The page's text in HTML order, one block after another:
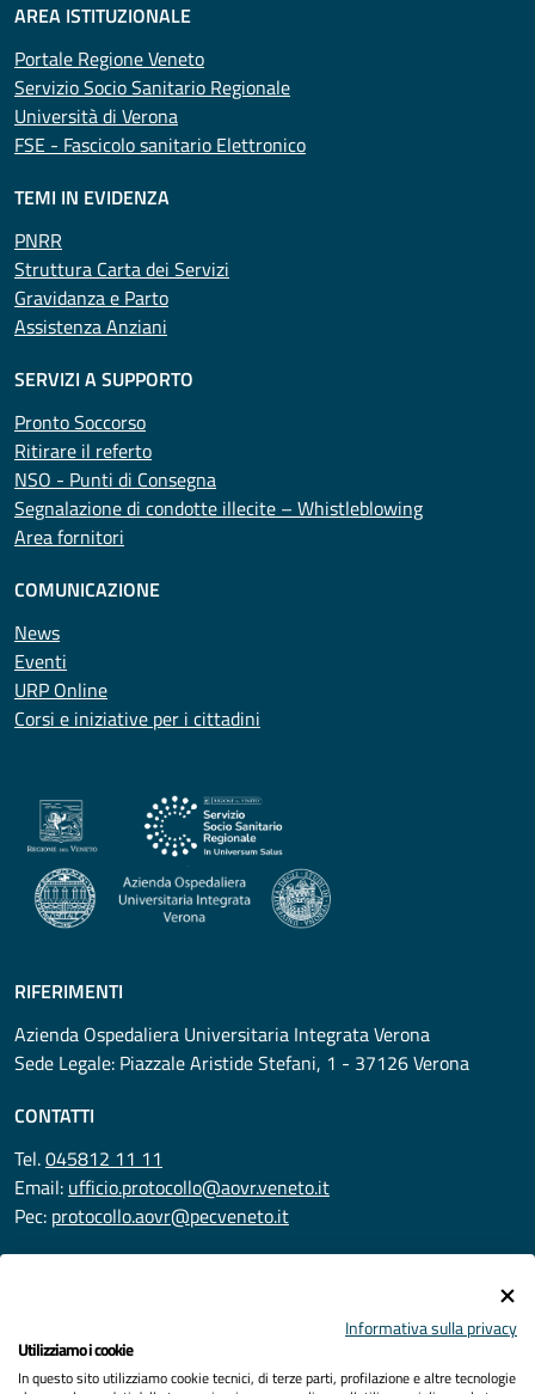
AREA ISTITUZIONALE
Portale Regione Veneto
Servizio Socio Sanitario Regionale
Università di Verona
FSE - Fascicolo sanitario Elettronico
TEMI IN EVIDENZA
PNRR
Struttura Carta dei Servizi
Gravidanza e Parto
Assistenza Anziani
SERVIZI A SUPPORTO
Pronto Soccorso
Ritirare il referto
NSO - Punti di Consegna
Segnalazione di condotte illecite – Whistleblowing
Area fornitori
COMUNICAZIONE
News
Eventi
URP Online
Corsi e iniziative per i cittadini
RIFERIMENTI
Azienda Ospedaliera Universitaria Integrata Verona
Sede Legale: Piazzale Aristide Stefani, 1 - 37126 Verona
CONTATTI
Tel.045812 11 11
Email: ufficio.protocollo@aovr.veneto.it
Pec: protocollo.aovr@pecveneto.it
Privacy
Informativa sulla privacy
Utilizziamo i cookie
In questo sito utilizziamo cookie tecnici, di terze parti, profilazione e altre tecnologie